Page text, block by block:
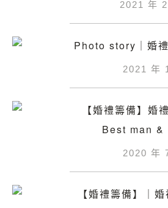
2021 年
Photo story｜婚
2021 年
【婚禮籌備】婚
Best man
2020 年
【婚禮籌備】｜